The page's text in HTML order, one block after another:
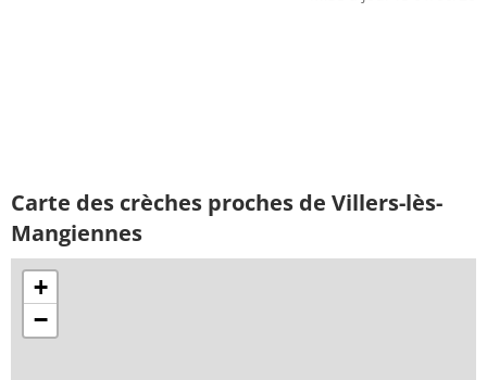
Carte des crèches proches de Villers-lès-
Mangiennes
+
−